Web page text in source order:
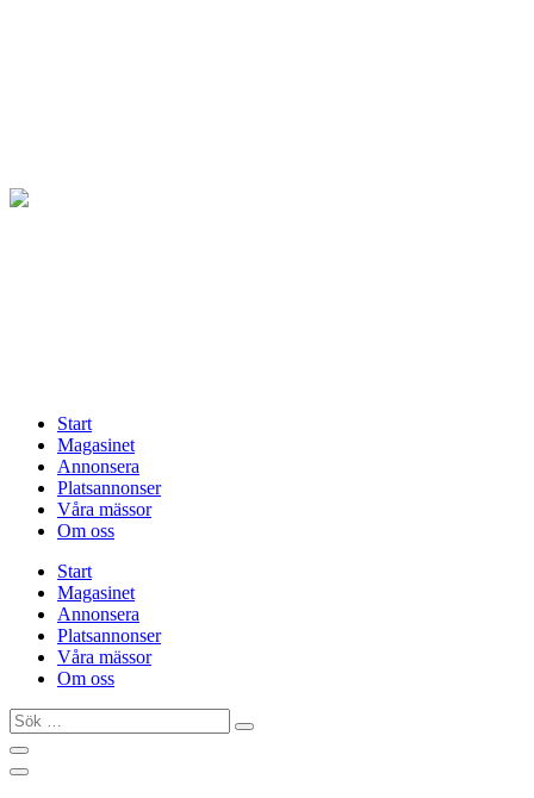
Start
Magasinet
Annonsera
Platsannonser
Våra mässor
Om oss
Start
Magasinet
Annonsera
Platsannonser
Våra mässor
Om oss
Sök
…